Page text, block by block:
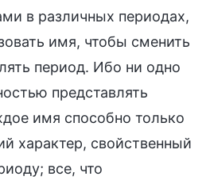
в различных периодах,
имя, чтобы сменить
период. Ибо ни одно
представлять
имя способно только
характер, свойственный
все, что